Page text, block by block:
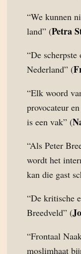
“We kunnen
land” (Petra
“De
Nederland” (
“Elk woord
provocateur
is een vak” (
“Als Peter
wordt het
kan die gast
“De kritische
Breedveld” (
“Frontaal
moslimhaat